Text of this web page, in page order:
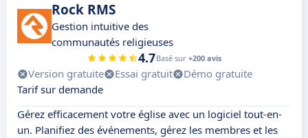
Rock RMS
Gestion intuitive des
communautés religieuses
4.7Basé sur +200 avis
Version gratuite Essai gratuit
Démo gratuite
Tarif sur demande
Gérez efficacement votre église avec un logiciel tout-en-
un. Planifiez des événements, gérez les membres et les